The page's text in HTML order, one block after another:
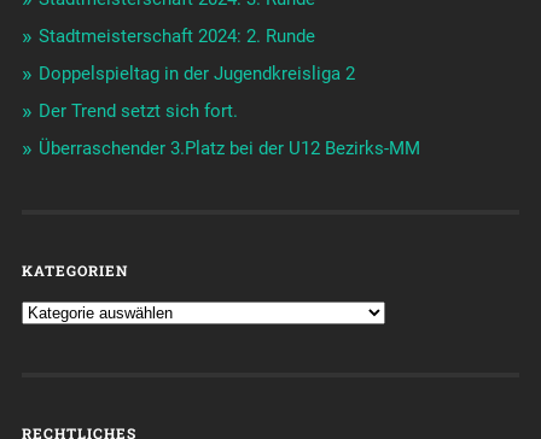
Stadtmeisterschaft 2024: 2. Runde
Doppelspieltag in der Jugendkreisliga 2
Der Trend setzt sich fort.
Überraschender 3.Platz bei der U12 Bezirks-MM
KATEGORIEN
RECHTLICHES